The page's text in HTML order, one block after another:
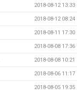
2018-08-12 13:33
2018-08-12 08:24
2018-08-11 17:30
2018-08-08 17:36
2018-08-08 10:21
2018-08-06 11:17
2018-08-05 19:35